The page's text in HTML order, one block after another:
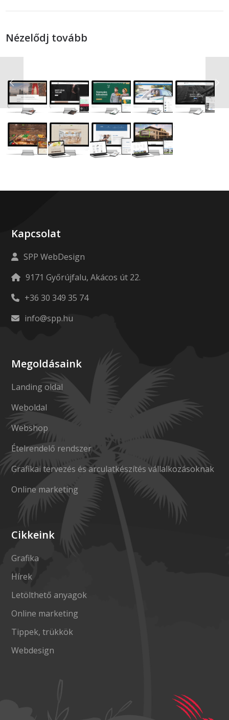
Nézelődj tovább
Kapcsolat
SPP WebDesign
9171 Győrújfalu, Akácos út 22.
+36 30 349 35 74
info@spp.hu
Megoldásaink
Landing oldal
Weboldal
Webshop
Ételrendelő rendszer
Grafikai tervezés és arculatkészítés vállalkozásoknak
Online marketing
Cikkeink
Grafika
Hírek
Letölthető anyagok
Online marketing
Tippek, trükkök
Webdesign